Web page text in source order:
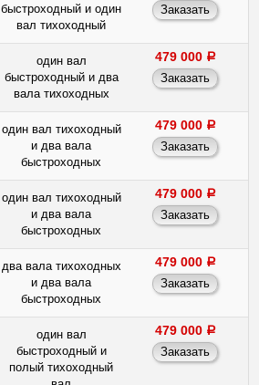
быстроходный и один
вал тихоходный
один вал
быстроходный и два
вала тихоходных
479 000 a
один вал тихоходный
и два вала
быстроходных
479 000 a
один вал тихоходный
и два вала
быстроходных
479 000 a
два вала тихоходных
и два вала
быстроходных
479 000 a
один вал
быстроходный и
полый тихоходный
479 000 a